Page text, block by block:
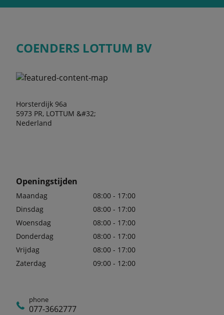
COENDERS LOTTUM BV
Horsterdijk 96a
5973 PR, LOTTUM &#32;
Nederland
Openingstijden
Maandag
08:00 - 17:00
Dinsdag
08:00 - 17:00
Woensdag
08:00 - 17:00
Donderdag
08:00 - 17:00
Vrijdag
08:00 - 17:00
Zaterdag
09:00 - 12:00
phone
077-3662777